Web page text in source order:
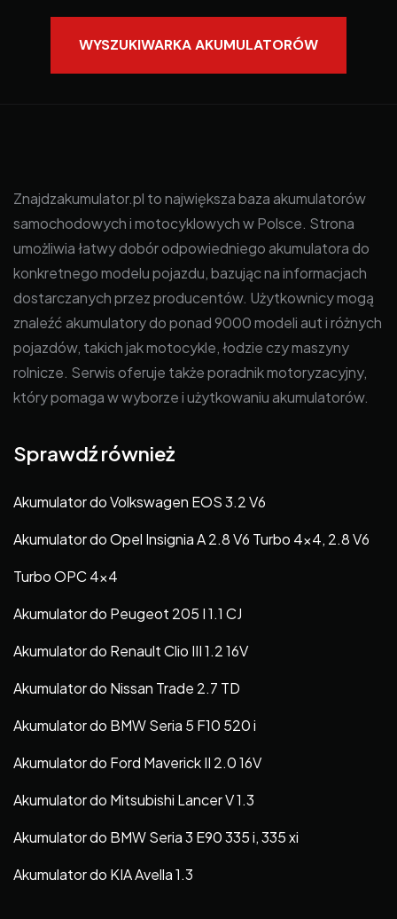
WYSZUKIWARKA AKUMULATORÓW
Znajdzakumulator.pl to największa baza akumulatorów
samochodowych i motocyklowych w Polsce. Strona
umożliwia łatwy dobór odpowiedniego akumulatora do
konkretnego modelu pojazdu, bazując na informacjach
dostarczanych przez producentów. Użytkownicy mogą
znaleźć akumulatory do ponad 9000 modeli aut i różnych
pojazdów, takich jak motocykle, łodzie czy maszyny
rolnicze. Serwis oferuje także poradnik motoryzacyjny,
który pomaga w wyborze i użytkowaniu akumulatorów.
Sprawdź również
Akumulator do Volkswagen EOS 3.2 V6
Akumulator do Opel Insignia A 2.8 V6 Turbo 4×4, 2.8 V6
Turbo OPC 4×4
Akumulator do Peugeot 205 I 1.1 CJ
Akumulator do Renault Clio III 1.2 16V
Akumulator do Nissan Trade 2.7 TD
Akumulator do BMW Seria 5 F10 520 i
Akumulator do Ford Maverick II 2.0 16V
Akumulator do Mitsubishi Lancer V 1.3
Akumulator do BMW Seria 3 E90 335 i, 335 xi
Akumulator do KIA Avella 1.3